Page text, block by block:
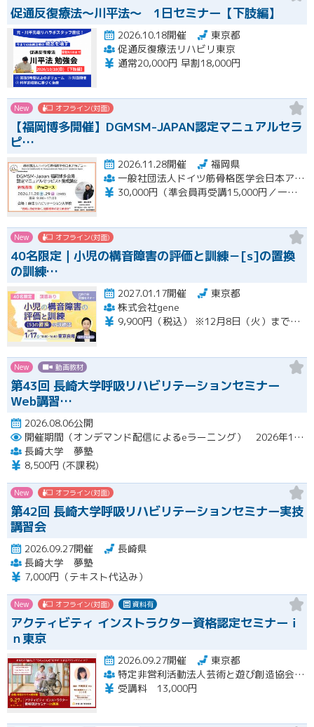
促通反復療法〜川平法〜 1日セミナー【下肢編】
2026.10.18開催
東京都
促通反復療法リハビリ東京
通常20,000円 早割18,000円
New オフライン(対面)
【福岡博多開催】DGMSM-JAPAN認定マニュアルセラ
ピ…
2026.11.28開催
福岡県
一般社団法人ドイツ筋骨格医学会日本アカデミー（DGMSM-JAPAN）福岡博多会場
30,000円（準会員再受講15,000円／一般会員13,000円）
New オフライン(対面)
40名限定｜小児の構音障害の評価と訓練－[s]の置換
の訓練…
2027.01.17開催
東京都
株式会社gene
9,900円（税込） ※12月8日（火）までの限定価格※ 12月9日（水）以降のお申込みは13,200円（税込）となります。 当日会場にてお支払いください（現金のみ） 【キャンセルについて】 1月11日（月）午前8時以降のキャンセルは、キャンセル料（セミナー受講料全額）が発生いたします。
New 動画教材
第43回 長崎大学呼吸リハビリテーションセミナー
Web講習…
2026.08.06公開
開催期間（オンデマンド配信によるeラーニング） 2026年10月2日（金）～10月29日（木）
長崎大学 夢塾
8,500円 (不課税)
New オフライン(対面)
第42回 長崎大学呼吸リハビリテーションセミナー実技
講習会
2026.09.27開催
長崎県
長崎大学 夢塾
7,000円（テキスト代込み）
New オフライン(対面) 資料有
アクティビティ インストラクター資格認定セミナーｉ
ｎ東京
2026.09.27開催
東京都
特定非営利活動法人芸術と遊び創造協会 高齢者アクティビティ開発センター
受講料 13,000円